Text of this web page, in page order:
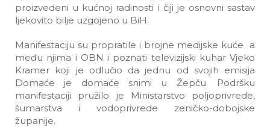
proizvedeni u kućnoj radinosti i čiji je osnovni sastav
ljekovito bilje uzgojeno u BiH.
Manifestaciju su propratile i brojne medijske kuće a
među njima i OBN i poznati televizijski kuhar Vjeko
Kramer koji je odlučio da jednu od svojih emisija
Domaće je domaće snimi u Žepču. Podršku
manifestaciji pružilo je Ministarstvo poljoprivrede,
šumarstva i vodoprivrede zeničko-dobojske
županije.